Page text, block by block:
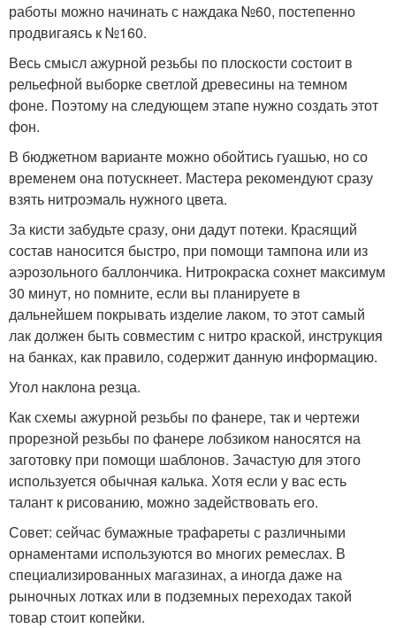
работы можно начинать с наждака №60, постепенно
продвигаясь к №160.
Весь смысл ажурной резьбы по плоскости состоит в
рельефной выборке светлой древесины на темном
фоне. Поэтому на следующем этапе нужно создать этот
фон.
В бюджетном варианте можно обойтись гуашью, но со
временем она потускнеет. Мастера рекомендуют сразу
взять нитроэмаль нужного цвета.
За кисти забудьте сразу, они дадут потеки. Красящий
состав наносится быстро, при помощи тампона или из
аэрозольного баллончика. Нитрокраска сохнет максимум
30 минут, но помните, если вы планируете в
дальнейшем покрывать изделие лаком, то этот самый
лак должен быть совместим с нитро краской, инструкция
на банках, как правило, содержит данную информацию.
Угол наклона резца.
Как схемы ажурной резьбы по фанере, так и чертежи
прорезной резьбы по фанере лобзиком наносятся на
заготовку при помощи шаблонов. Зачастую для этого
используется обычная калька. Хотя если у вас есть
талант к рисованию, можно задействовать его.
Совет: сейчас бумажные трафареты с различными
орнаментами используются во многих ремеслах. В
специализированных магазинах, а иногда даже на
рыночных лотках или в подземных переходах такой
товар стоит копейки.